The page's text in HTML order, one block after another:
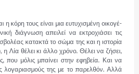
η κόρη τους είναι μια ευτυχισμένη οικο­γέ­
διάγνωση απειλεί να εκτροχιάσει τις
κατακτά το σώμα της και η ιστορία
η Λία θέλει κι άλλο χρόνο. Θέλει να ζήσει,
που μόλις μπαίνει στην εφηβεία. Και να
λογαριασμούς της με το παρελθόν. Αλλά